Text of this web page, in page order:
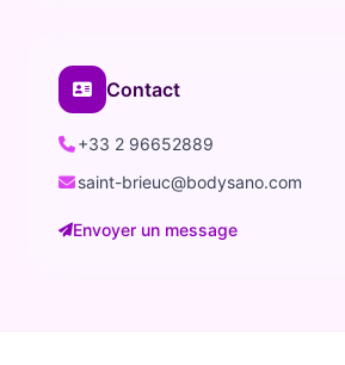
Contact
+33 2 96652889
saint-brieuc@bodysano.com
Envoyer un message